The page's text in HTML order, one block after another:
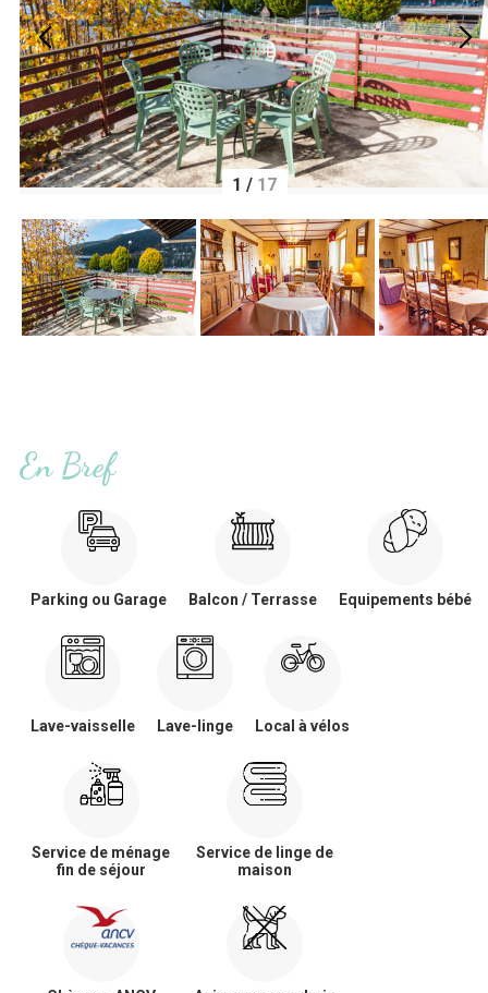
1 / 17
En Bref
Parking ou Garage Balcon / Terrasse Equipements bébé
Lave-vaisselle Lave-linge Local à vélos
Service de ménage
fin de séjour
Service de linge de
maison